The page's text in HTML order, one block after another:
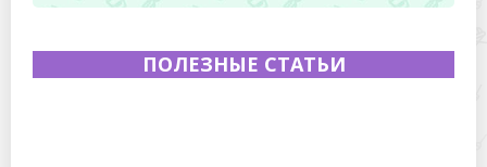
ПОЛЕЗНЫЕ СТАТЬИ